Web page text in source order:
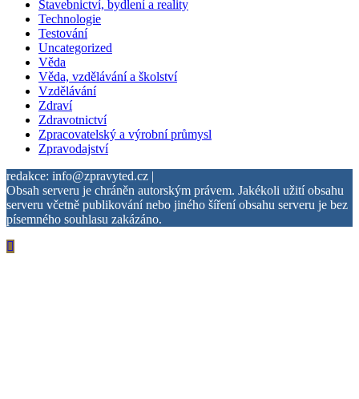
Stavebnictví, bydlení a reality
Technologie
Testování
Uncategorized
Věda
Věda, vzdělávání a školství
Vzdělávání
Zdraví
Zdravotnictví
Zpracovatelský a výrobní průmysl
Zpravodajství
redakce: info@zpravyted.cz |
Obsah serveru je chráněn autorským právem. Jakékoli užití obsahu
serveru včetně publikování nebo jiného šíření obsahu serveru je bez
písemného souhlasu zakázáno.